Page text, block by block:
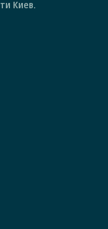
Киев.